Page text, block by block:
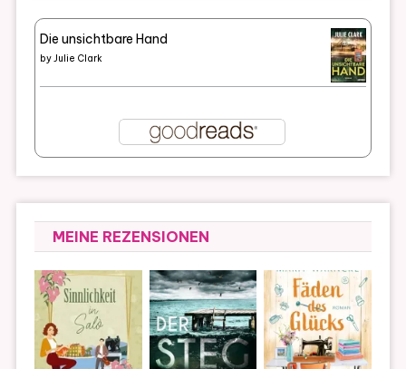
Die unsichtbare Hand
byJulie Clark
MEINE REZENSIONEN